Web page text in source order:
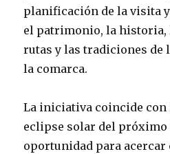
planificación de la visita
el patrimonio, la historia,
rutas y las tradiciones de
la comarca.
La iniciativa coincide con
eclipse solar del próximo
oportunidad para acercar